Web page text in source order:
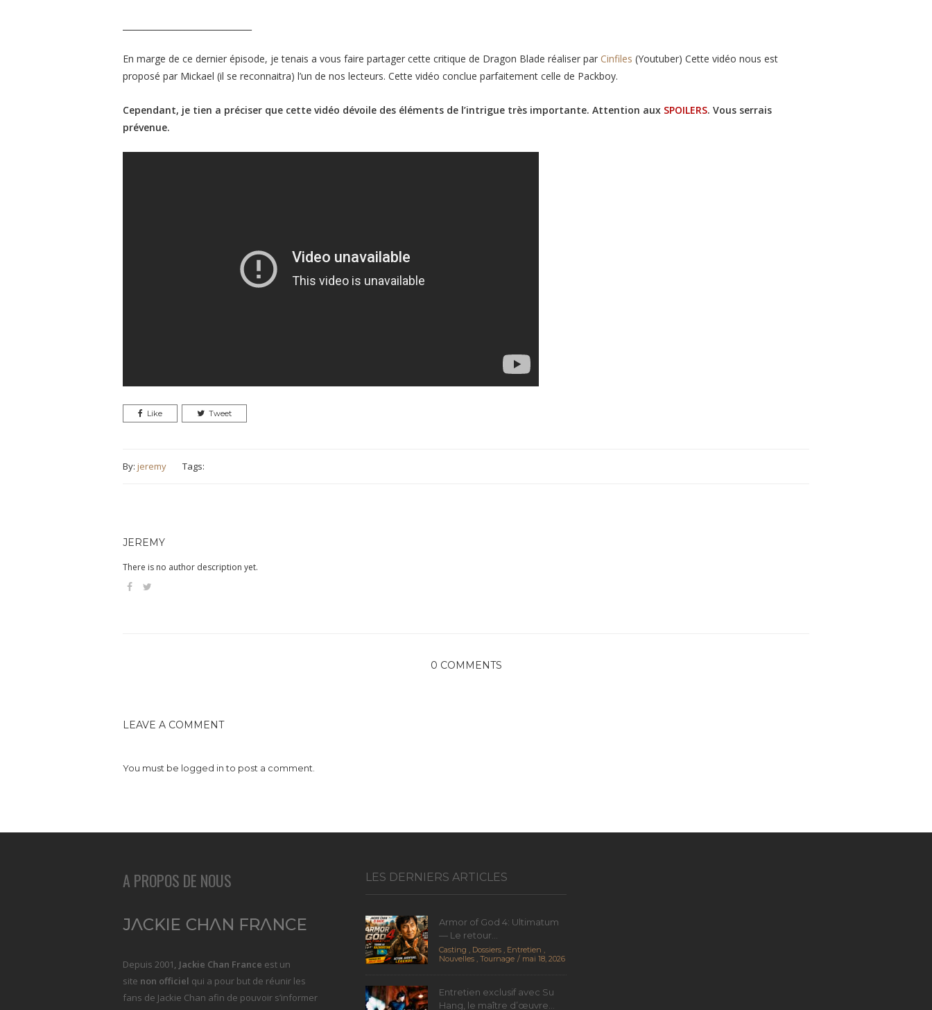
En marge de ce dernier épisode, je tenais a vous faire partager cette critique de Dragon Blade réaliser par Cinfiles (Youtuber) Cette vidéo nous est
proposé par Mickael (il se reconnaitra) l’un de nos lecteurs. Cette vidéo conclue parfaitement celle de Packboy.
Cependant, je tien a préciser que cette vidéo dévoile des éléments de l’intrigue très importante. Attention aux SPOILERS. Vous serrais
prévenue.
Like Tweet
By: jeremy Tags:
JEREMY
There is no author description yet.
0 COMMENTS
LEAVE A COMMENT
You must be logged into post a comment.
A PROPOS DE NOUS
Depuis 2001, Jackie Chan France est un
site non officiel qui a pour but de réunir les
fans de Jackie Chan afin de pouvoir s’informer
LES DERNIERS ARTICLES
Armor of God 4: Ultimatum
— Le retour...
Casting Dossiers Entretien
Nouvelles Tournage mai 18, 2026
Entretien exclusif avec Su
Hang, le maître d’œuvre...